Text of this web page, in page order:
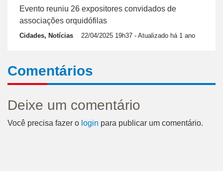
Evento reuniu 26 expositores convidados de
associações orquidófilas
Cidades, Notícias 22/04/2025 19h37 - Atualizado há 1 ano
Comentários
Deixe um comentário
Você precisa fazer o login para publicar um comentário.